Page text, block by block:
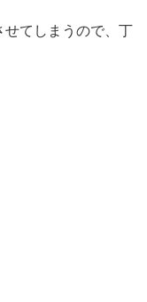
せてしまうので、丁